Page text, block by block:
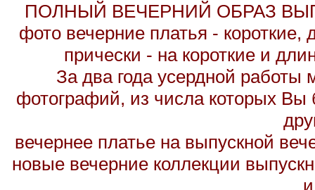
ПОЛНЫЙ ВЕЧЕРНИЙ ОБРАЗ
фото вечерние платья -
прически - на короткие и
За два года усердной
фотографий, из числа которых Вы
вечернее платье на выпускной
новые вечерние коллекции